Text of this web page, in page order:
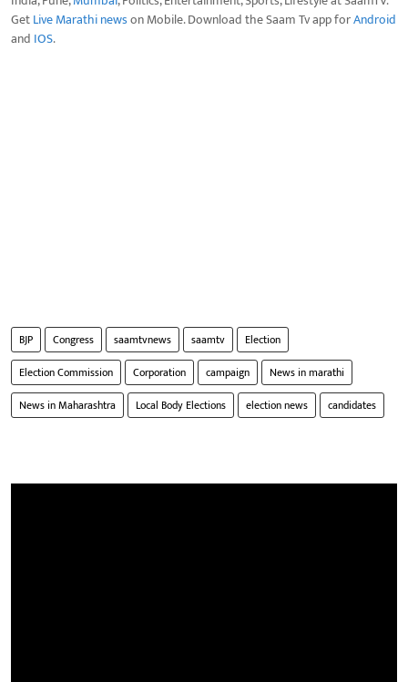
GetLive Marathi newson Mobile. Download the Saam Tv app forAndroid
and IOS.
BJP Congress saamtvnews saamtv
Election
Election Commission
Corporation campaign
News in marathi
News in Maharashtra
Local Body Elections election news candidates